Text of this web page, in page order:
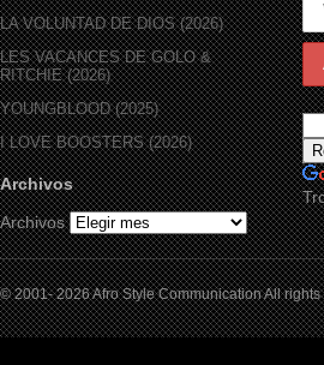
LA VOLUNTAD DE DIOS (2026)
LES VACANCES DE GOLO &
RITCHIE (2026)
YOUNGBLOOD (2025)
I LOVE BOOSTERS (2026)
Archivos
Archivos
© 2001- 2026 Afro Style Communication All rights